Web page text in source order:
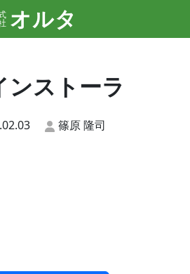
オルタ
ンストーラ
篠原 隆司